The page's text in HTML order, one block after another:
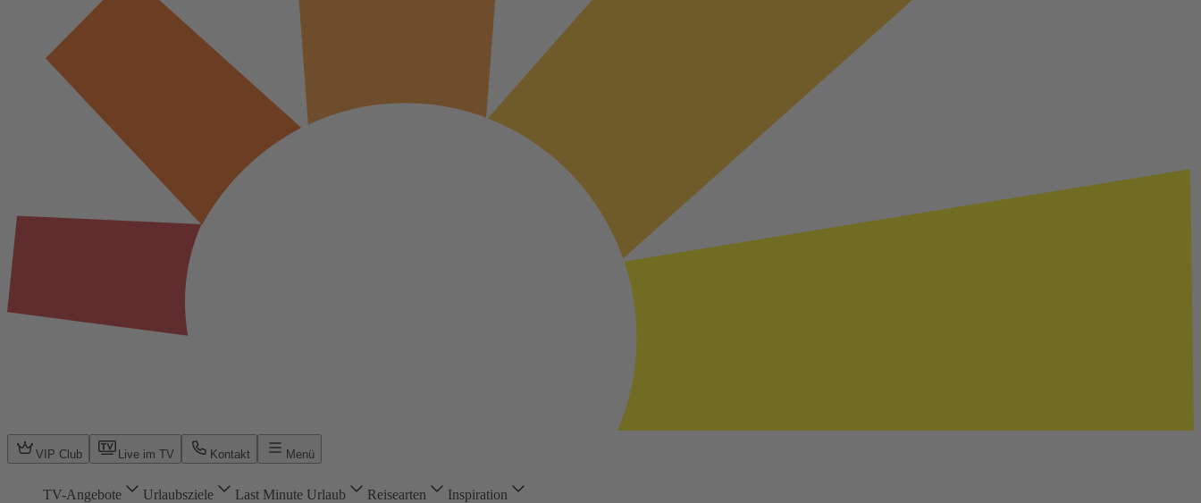
VIP Club Live im TV Kontakt Menü
TV-Angebote Urlaubsziele Last Minute Urlaub Reisearten Inspiration